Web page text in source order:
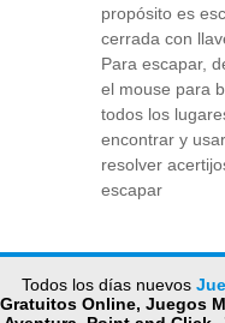
propósito es
cerrada con
Para escapar,
el mouse para
todos los
encontrar y
resolver
escapar
Todos los días nuevos
Gratuitos Online, Juegos